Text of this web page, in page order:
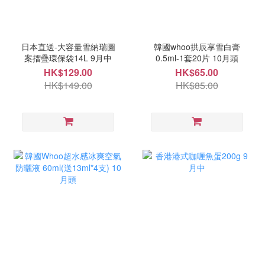
日本直送-大容量雪納瑞圖
案摺疊環保袋14L 9月中
HK$129.00
HK$149.00
韓國whoo拱辰享雪白膏
0.5ml-1套20片 10月頭
HK$65.00
HK$85.00